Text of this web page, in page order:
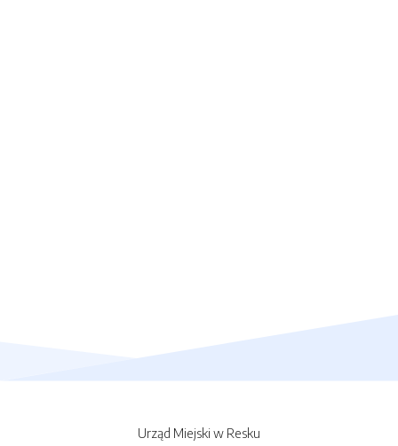
Urząd Miejski w Resku